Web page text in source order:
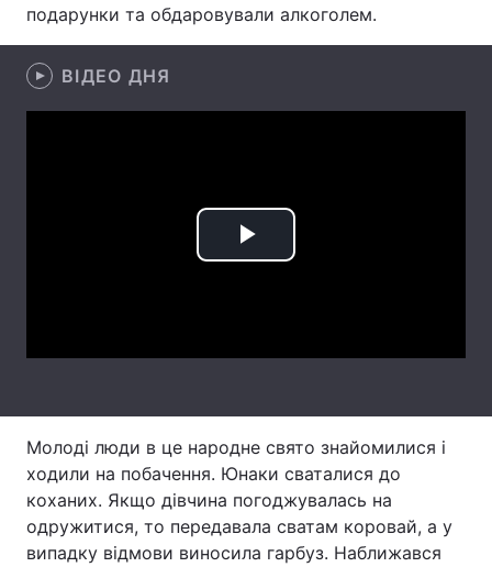
Архів
Тема оформлення
подарунки та обдаровували алкоголем.
ВІДЕО ДНЯ
Play
Молоді люди в це народне свято знайомилися і
ходили на побачення. Юнаки сваталися до
коханих. Якщо дівчина погоджувалась на
одружитися, то передавала сватам коровай, а у
випадку відмови виносила гарбуз. Наближався